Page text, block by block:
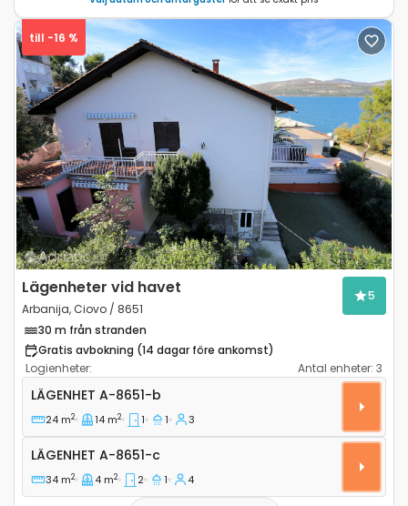
Previous Next
till -16 %
Lägenheter vid havet
Arbanija, Ciovo / 8651
5
30 m från stranden
Gratis avbokning (14 dagar före ankomst)
Logienheter:
Antal enheter: 3
Ettrumslägenhet Arbanija, Ciovo A-8651-b
LÄGENHET A-8651-b
24 m2 14 m2 1 1 3
Lägenhet A-8651-c
LÄGENHET A-8651-c
34 m2 4 m2 2 1 4